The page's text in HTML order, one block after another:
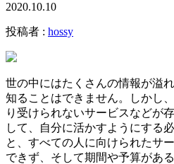
2020.10.10
投稿者 : hossy
世の中にはたくさんの情報が溢
知ることはできません。しかし
り受けられないサービスなどが
して、自分に活かすようにする
と、すべての人に向けられたサ
できず、そして期間や予算があ